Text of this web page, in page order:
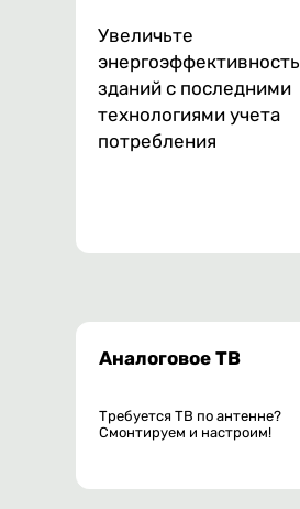
Увеличьте
энергоэффективность
зданий с последними
технологиями учета
потребления
Аналоговое ТВ
Требуется ТВ по антенне?
Смонтируем и настроим!